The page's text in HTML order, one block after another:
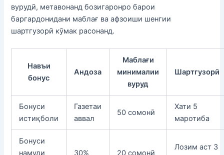
вурудӣ, метавонанд бозигаронро барои
баргардонидани маблағ ва афзоиши шенгии
шартгузорӣ кӯмак расонанд.
Навъи
бонус
Андоза
Маблағи
минималии
вуруд
Шартгузорӣ
Бонуси
истиқболи
Газетаи
аввал
50 сомонӣ
Хати 5
маротиба
Бонуси
намуди
30% 20 сомонӣ
Лозим аст 3